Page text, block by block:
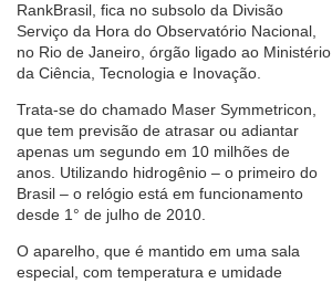
RankBrasil, fica no subsolo da Divisão
Serviço da Hora do Observatório Nacional,
no Rio de Janeiro, órgão ligado ao Ministério
da Ciência, Tecnologia e Inovação.
Trata-se do chamado Maser Symmetricon,
que tem previsão de atrasar ou adiantar
apenas um segundo em 10 milhões de
anos. Utilizando hidrogênio – o primeiro do
Brasil – o relógio está em funcionamento
desde 1° de julho de 2010.
O aparelho, que é mantido em uma sala
especial, com temperatura e umidade